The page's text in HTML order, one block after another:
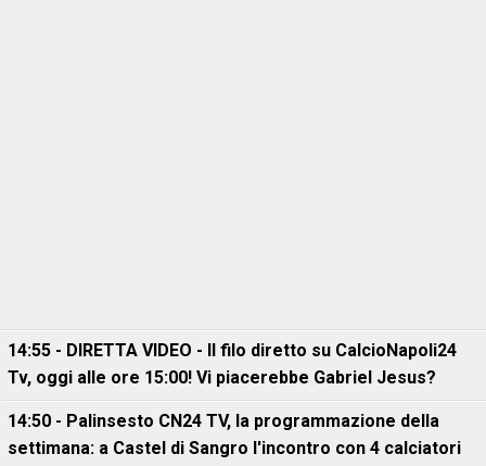
14:55 - DIRETTA VIDEO - Il filo diretto su CalcioNapoli24
Tv, oggi alle ore 15:00! Vi piacerebbe Gabriel Jesus?
14:50 - Palinsesto CN24 TV, la programmazione della
settimana: a Castel di Sangro l'incontro con 4 calciatori